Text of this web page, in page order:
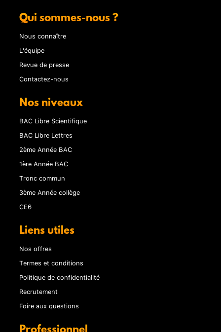
Qui sommes-nous ?
Nous connaître
L'équipe
Revue de presse
Contactez-nous
Nos niveaux
BAC Libre Scientifique
BAC Libre Lettres
2ème Année BAC
1ère Année BAC
Tronc commun
3ème Année collège
CE6
Liens utiles
Nos offres
Termes et conditions
Politique de confidentialité
Recrutement
Foire aux questions